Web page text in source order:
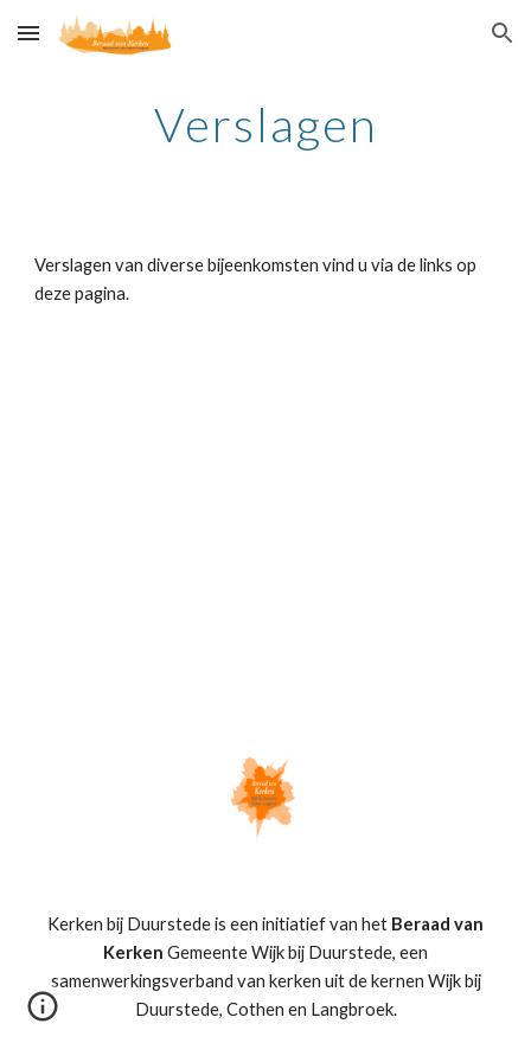
Skip to main content Skip to navigation
Verslagen
Verslagen van diverse bijeenkomsten vind u via de links op
deze pagina.
Kerken bij Duurstede is een initiatief van het Beraad van
Kerken Gemeente Wijk bij Duurstede, een
samenwerkingsverband van kerken uit de kernen Wijk bij
Duurstede, Cothen en Langbroek.